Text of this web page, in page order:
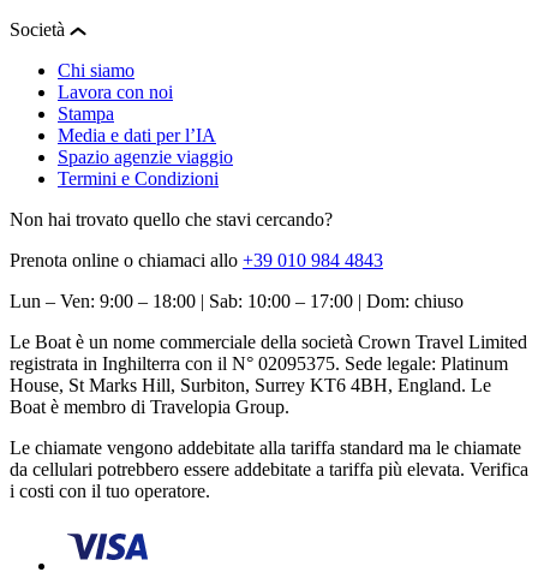
Società
Chi siamo
Lavora con noi
Stampa
Media e dati per l’IA
Spazio agenzie viaggio
Termini e Condizioni
Non hai trovato quello che stavi cercando?
Prenota online o chiamaci allo +39 010 984 4843
Lun – Ven: 9:00 – 18:00 | Sab: 10:00 – 17:00 | Dom: chiuso
Le Boat è un nome commerciale della società Crown Travel Limited
registrata in Inghilterra con il N° 02095375. Sede legale: Platinum
House, St Marks Hill, Surbiton, Surrey KT6 4BH, England. Le
Boat è membro di Travelopia Group.
Le chiamate vengono addebitate alla tariffa standard ma le chiamate
da cellulari potrebbero essere addebitate a tariffa più elevata. Verifica
i costi con il tuo operatore.